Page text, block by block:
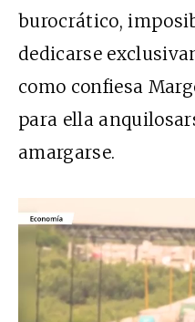
burocrático,
dedicarse
como confiesa
para ella
amargarse.